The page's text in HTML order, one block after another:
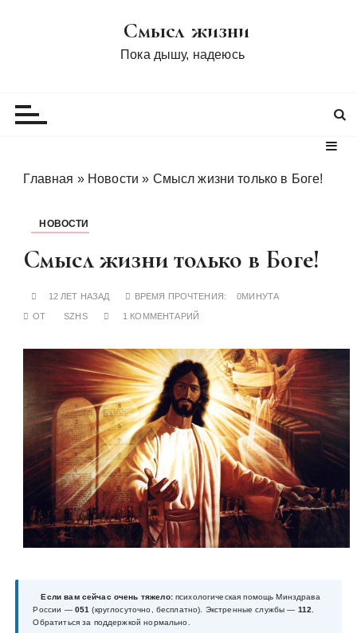
Смысл жизни
Пока дышу, надеюсь
Главная » Новости » Смысл жизни только в Боге!
НОВОСТИ
Смысл жизни только в Боге!
12 ЛЕТ НАЗАД ВРЕМЯ ПРОЧТЕНИЯ: 0МИНУТА
ОТ SZHS 1 КОММЕНТАРИЙ
Если вам сейчас очень тяжело:психологическая помощь Минздрава
России — 051 (круглосуточно, бесплатно). Экстренные службы — 112
Обратиться за поддержкой нормально.